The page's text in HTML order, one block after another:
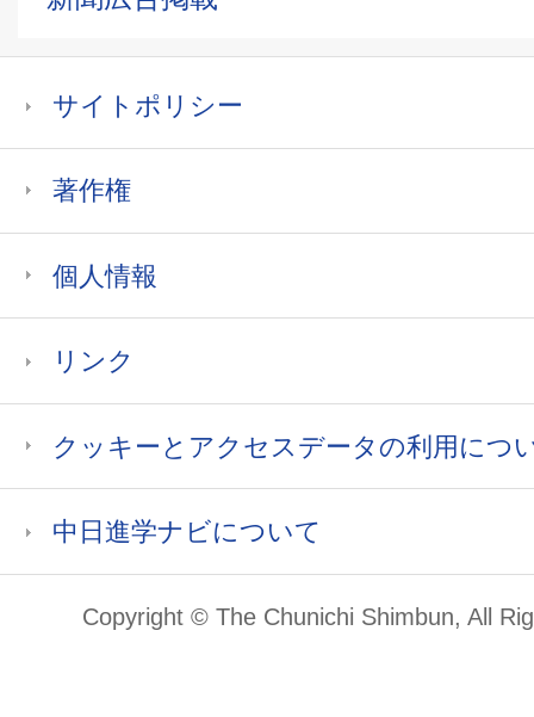
サイトポリシー
著作権
個人情報
リンク
クッキーとアクセスデータの利用につ
中日進学ナビについて
Copyright © The Chunichi Shimbun, All